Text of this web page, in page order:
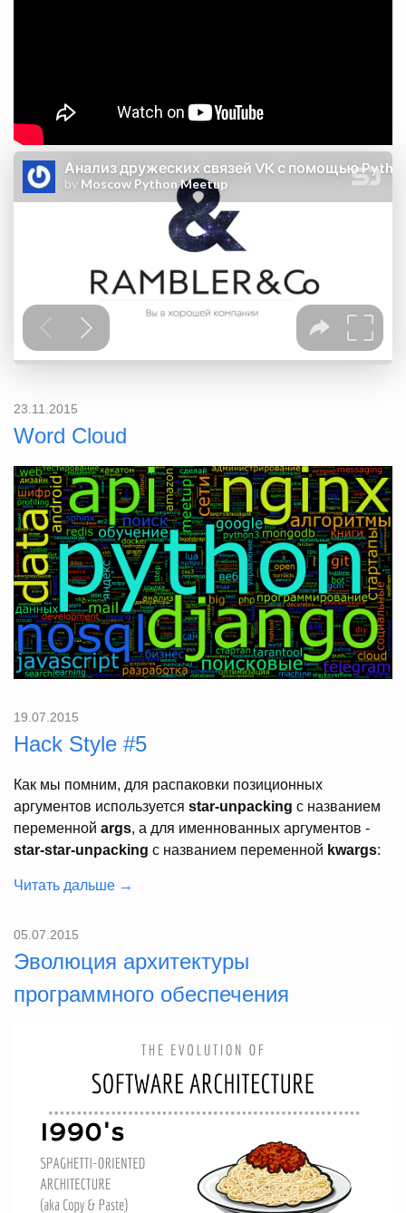
23.11.2015
Word Cloud
19.07.2015
Hack Style #5
Как мы помним, для распаковки позиционных
аргументов используется star-unpacking с названием
переменной args, а для именнованных аргументов -
star-star-unpacking с названием переменной kwargs:
Читать дальше →
05.07.2015
Эволюция архитектуры
программного обеспечения